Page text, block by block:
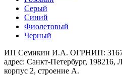
дорожки
Паласные
дорожки
Кремлевские
дорожки
Ковролин
Ковролин
в
Серый
Синий
Фиолетовый
Черный
ИП Семикин И.А. ОГРНИП:
адрес: Санкт-Петербург, 198216,
корпус 2, строение А.